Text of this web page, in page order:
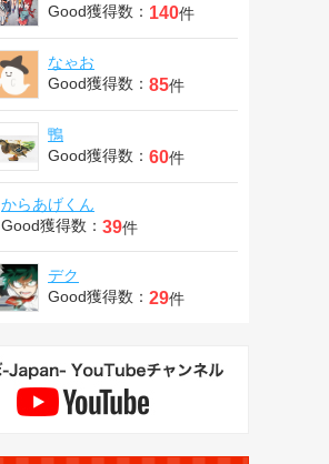
Good獲得数： 140件
なゃお
Good獲得数： 85件
鴨
Good獲得数： 60件
からあげくん
Good獲得数： 39件
デク
Good獲得数： 29件